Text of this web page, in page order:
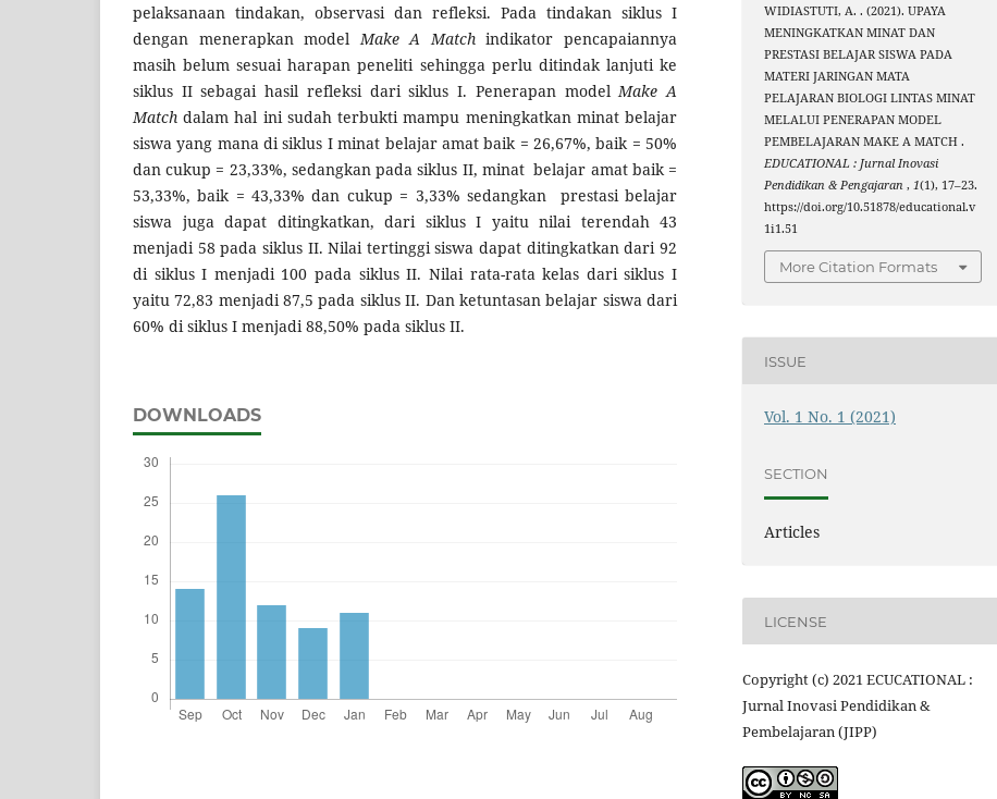
pelaksanaan tindakan, observasi dan refleksi. Pada tindakan siklus I
dengan menerapkan modelMake A Matchindikator pencapaiannya
masih belum sesuai harapan peneliti sehingga perlu ditindak lanjuti ke
siklus II sebagai hasil refleksi dari siklus I. Penerapan modelMake A
Matchdalam hal ini sudah terbukti mampu meningkatkan minat belajar
siswa yang mana di siklus I minat belajar amat baik = 26,67%, baik = 50%
dan cukup = 23,33%, sedangkan pada siklus II, minat belajar amat baik =
53,33%, baik = 43,33% dan cukup = 3,33% sedangkan prestasi belajar
siswa juga dapat ditingkatkan, dari siklus I yaitu nilai terendah 43
menjadi 58 pada siklus II. Nilai tertinggi siswa dapat ditingkatkan dari 92
di siklus I menjadi 100 pada siklus II. Nilai rata-rata kelas dari siklus I
yaitu 72,83 menjadi 87,5 pada siklus II. Dan ketuntasan belajar siswa dari
60% di siklus I menjadi 88,50% pada siklus II.
DOWNLOADS
WIDIASTUTI, A. . (2021). UPAYA
MENINGKATKAN MINAT DAN
PRESTASI BELAJAR SISWA PADA
MATERI JARINGAN MATA
PELAJARAN BIOLOGI LINTAS MINAT
MELALUI PENERAPAN MODEL
PEMBELAJARAN MAKE A MATCH .
EDUCATIONAL : Jurnal Inovasi
Pendidikan & Pengajaran, 1(1), 17–23.
https://doi.org/10.51878/educational.v
1i1.51
More Citation Formats
ISSUE
Vol. 1 No. 1 (2021)
SECTION
Articles
LICENSE
Copyright (c) 2021 ECUCATIONAL :
Jurnal Inovasi Pendidikan &
Pembelajaran (JIPP)